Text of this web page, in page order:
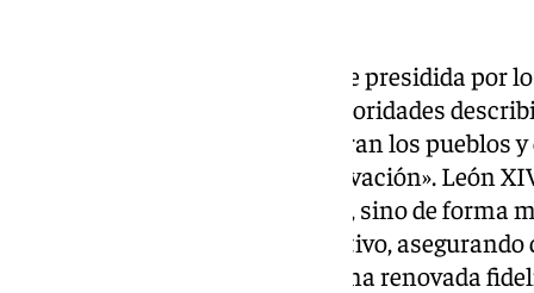
Durante una recepción solemne presidida por
Pontífice se ha dirigido a las autoridades
religiosas populares que vertebran los pueblos
auténtica dramaturgia de la salvación». León
cultural de estas corporaciones, sino de forma
asociaciones de carácter caritativo,
«confirmar, alentar e inspirar una renovada